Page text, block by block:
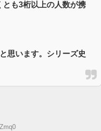
も3桁以上の人数が携
思います。シリーズ史